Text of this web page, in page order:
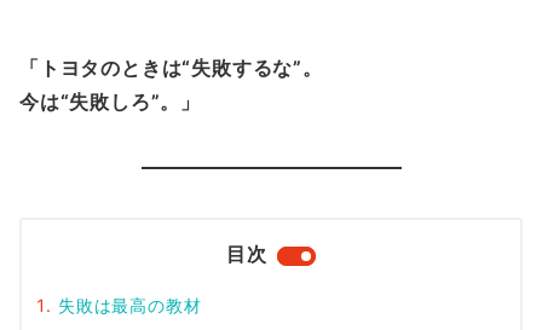
「トヨタのときは“失敗するな”。
今は“失敗しろ”。」
目次
失敗は最高の教材